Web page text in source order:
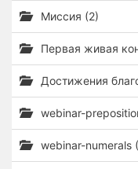
Миссия (2)
Первая живая
Достижения
webinar-
webinar-numerals